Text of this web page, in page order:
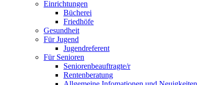
Einrichtungen
Bücherei
Friedhöfe
Gesundheit
Für Jugend
Jugendreferent
Für Senioren
Seniorenbeauftragte/r
Rentenberatung